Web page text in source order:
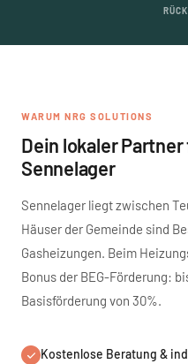
WARUM NRG SOLUTIONS
Dein lokaler
Sennelager
Sennelager liegt zwischen
Häuser der Gemeinde sind
Gasheizungen. Beim
Bonus der BEG-Förderung:
Basisförderung von 30%.
Kostenlose Beratung &